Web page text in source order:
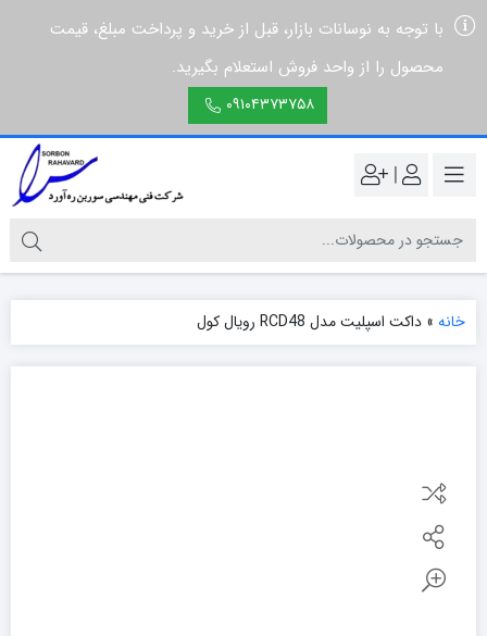
با توجه به نوسانات بازار، قبل از خرید و پرداخت مبلغ، قیمت
محصول را از واحد فروش استعلام بگیرید.
۰۹۱۰۴۳۷۳۷۵۸
|
خانه » داکت اسپلیت مدل RCD48 رویال کول